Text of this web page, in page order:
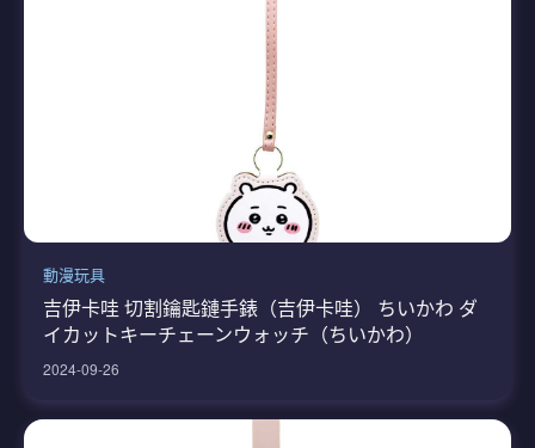
動漫玩具
吉伊卡哇 切割鑰匙鏈手錶（吉伊卡哇） ちいかわ ダ
イカットキーチェーンウォッチ（ちいかわ）
2024-09-26